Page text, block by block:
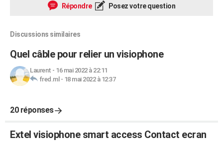
Répondre Posez votre question
Discussions similaires
Quel câble pour relier un visiophone
Laurent - 16 mai 2022 à 22:11
fred.ml - 18 mai 2022 à 12:37
20 réponses
Extel visiophone smart access Contact ecran